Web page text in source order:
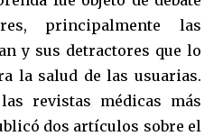
principalmente las
y sus detractores que lo
la salud de las usuarias.
revistas médicas más
dos artículos sobre el